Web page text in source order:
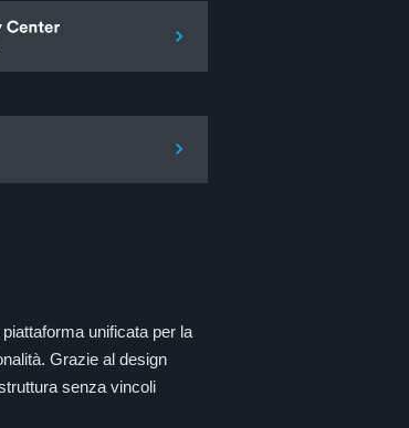
unificata per la
Grazie al design
senza vincoli